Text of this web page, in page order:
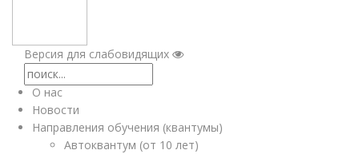
Версия для слабовидящих
О нас
Новости
Направления обучения (квантумы)
Автоквантум (от 10 лет)